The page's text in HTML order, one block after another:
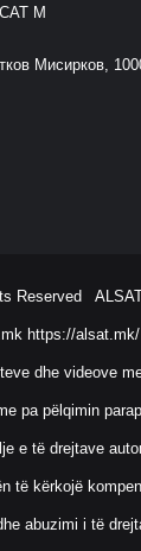
М
Мисирков,
Reserved
https://alsat.mk/
dhe videove
pa pëlqimin
e të drejtave
të kërkojë
abuzimi i të